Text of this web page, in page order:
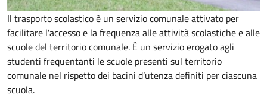
Il trasporto scolastico è un servizio comunale attivato per
facilitare l'accesso e la frequenza alle attività scolastiche e alle
scuole del territorio comunale. È un servizio erogato agli
studenti frequentanti le scuole presenti sul territorio
comunale nel rispetto dei bacini d’utenza definiti per ciascuna
scuola.